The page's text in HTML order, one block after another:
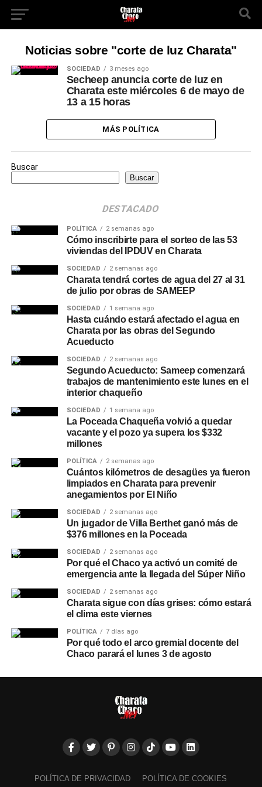
Noticias sobre "corte de luz Charata"
SOCIEDAD 3 meses ago
Secheep anuncia corte de luz en
Charata este miércoles 6 de mayo de
13 a 15 horas
MÁS POLÍTICA
Buscar
Buscar
DESTACADO
POLÍTICA 2 semanas ago
Cómo inscribirte para el sorteo de las 53
viviendas del IPDUV en Charata
SOCIEDAD 2 semanas ago
Charata tendrá cortes de agua del 27 al 31
de julio por obras de SAMEEP
SOCIEDAD 1 semana ago
Hasta cuándo estará afectado el agua en
Charata por las obras del Segundo
Acueducto
SOCIEDAD 2 semanas ago
Segundo Acueducto: Sameep comenzará
trabajos de mantenimiento este lunes en el
interior chaqueño
SOCIEDAD 1 semana ago
La Poceada Chaqueña volvió a quedar
vacante y el pozo ya supera los $332
millones
POLÍTICA 2 semanas ago
Cuántos kilómetros de desagües ya fueron
limpiados en Charata para prevenir
anegamientos por El Niño
SOCIEDAD 2 semanas ago
Un jugador de Villa Berthet ganó más de
$376 millones en la Poceada
SOCIEDAD 2 semanas ago
Por qué el Chaco ya activó un comité de
emergencia ante la llegada del Súper Niño
SOCIEDAD 2 semanas ago
Charata sigue con días grises: cómo estará
el clima este viernes
POLÍTICA 7 días ago
Por qué todo el arco gremial docente del
Chaco parará el lunes 3 de agosto
POLÍTICA DE PRIVACIDAD POLÍTICA DE COOKIES